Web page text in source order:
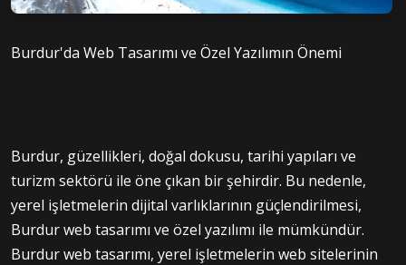
Burdur'da Web Tasarımı ve Özel Yazılımın Önemi
Burdur, güzellikleri, doğal dokusu, tarihi yapıları ve
turizm sektörü ile öne çıkan bir şehirdir. Bu nedenle,
yerel işletmelerin dijital varlıklarının güçlendirilmesi,
Burdur web tasarımı ve özel yazılımı ile mümkündür.
Burdur web tasarımı, yerel işletmelerin web sitelerinin